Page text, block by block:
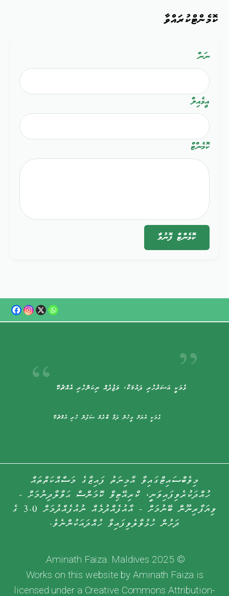
ކޮމެންޓްކުރައްވާ
ނަން
އީމެއިލް
ކޮމެންޓް
ކޮމެންޓް ފޮނުވާ
ޅެމަކީ އަސަރުހުރި ޛައުޤަކާ، ވަޖުދެއް ނިކަންހުރި އެއްޗެކޭ
ޅެމަކީ އެޔަށް މީހުން ދަމާ ބާރެއް ސަފުން ހުރި އެއްޗެކޭ
މިވެބްސައިޓްގައިވާ އާމިނަތު ފައިޒާގެ މަސްއްކަތްތައް
ހުއްދަކުރެވިފައިވަނީ، ކްރިއޭޓިވް ކޮމަންސް ޙަވާލާދިނުމަށް -
ވިޔަފާރިނޫން ބޭނުމަށް - އާއުފެއްދުމެއް ނުއުފެއްދުމަށް 3.0 ގެ
ދަށުން ހުޅުވާލެވިފައިވާ ހުއްދައަކުންނެވެ.
© 2025 Aminath Faiza. Maldives.
Works on this website by Aminath Faiza is
licensed under a Creative Commons Attribution-